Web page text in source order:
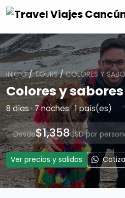
INICIO/TOURS/COLORES Y
Colores y
8 días · 7 noches · 1 país(es)
Desde$1,358USD por
Ver precios y salidas